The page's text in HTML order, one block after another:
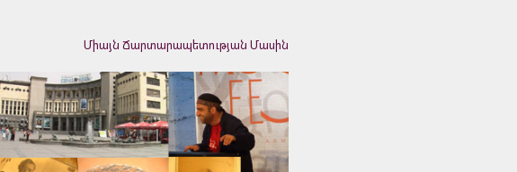
Միայն Ճարտարապետության Մասին